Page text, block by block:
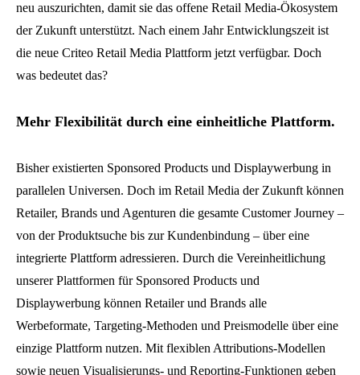
neu auszurichten, damit sie das offene Retail Media-Ökosystem
der Zukunft unterstützt. Nach einem Jahr Entwicklungszeit ist
die neue Criteo Retail Media Plattform jetzt verfügbar. Doch
was bedeutet das?
Mehr Flexibilität durch eine einheitliche Plattform.
Bisher existierten Sponsored Products und Displaywerbung in
parallelen Universen. Doch im Retail Media der Zukunft können
Retailer, Brands und Agenturen die gesamte Customer Journey –
von der Produktsuche bis zur Kundenbindung – über eine
integrierte Plattform adressieren. Durch die Vereinheitlichung
unserer Plattformen für Sponsored Products und
Displaywerbung können Retailer und Brands alle
Werbeformate, Targeting-Methoden und Preismodelle über eine
einzige Plattform nutzen. Mit flexiblen Attributions-Modellen
sowie neuen Visualisierungs- und Reporting-Funktionen geben